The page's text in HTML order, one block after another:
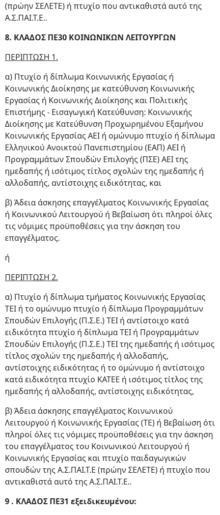
(πρώην ΣΕΛΕΤΕ) ή πτυχίο που αντικαθιστά αυτό της
Α.Σ.ΠΑΙ.Τ.Ε..
8. ΚΛΑΔΟΣ ΠΕ30 ΚΟΙΝΩΝΙΚΩΝ ΛΕΙΤΟΥΡΓΩΝ
ΠΕΡΙΠΤΩΣΗ 1.
α) Πτυχίο ή δίπλωμα Κοινωνικής Εργασίας ή
Κοινωνικής Διοίκησης με κατεύθυνση Κοινωνικής
Εργασίας ή Κοινωνικής Διοίκησης και Πολιτικής
Επιστήμης - Εισαγωγική Κατεύθυνση: Κοινωνικής
Διοίκησης με Κατεύθυνση Προχωρημένου Εξαμήνου
Κοινωνικής Εργασίας ΑΕΙ ή ομώνυμο πτυχίο ή δίπλωμα
Ελληνικού Ανοικτού Πανεπιστημίου (ΕΑΠ) ΑΕΙ ή
Προγραμμάτων Σπουδών Επιλογής (ΠΣΕ) ΑΕΙ της
ημεδαπής ή ισότιμος τίτλος σχολών της ημεδαπής ή
αλλοδαπής, αντίστοιχης ειδικότητας, και
β) Άδεια άσκησης επαγγέλματος Κοινωνικής Εργασίας
ή Κοινωνικού Λειτουργού ή Βεβαίωση ότι πληροί όλες
τις νόμιμες προϋποθέσεις για την άσκηση του
επαγγέλματος.
ή
ΠΕΡΙΠΤΩΣΗ 2.
α) Πτυχίο ή δίπλωμα τμήματος Κοινωνικής Εργασίας
ΤΕΙ ή το ομώνυμο πτυχίο ή δίπλωμα Προγραμμάτων
Σπουδών Επιλογής (Π.Σ.Ε.) ΤΕΙ ή αντίστοιχο κατά
ειδικότητα πτυχίο ή δίπλωμα ΤΕΙ ή Προγραμμάτων
Σπουδών Επιλογής (Π.Σ.Ε.) ΤΕΙ της ημεδαπής ή ισότιμος
τίτλος σχολών της ημεδαπής ή αλλοδαπής,
αντίστοιχης ειδικότητας ή το ομώνυμο ή αντίστοιχο
κατά ειδικότητα πτυχίο ΚΑΤΕΕ ή ισότιμος τίτλος της
ημεδαπής ή αλλοδαπής, αντίστοιχης ειδικότητας,
β) Άδεια άσκησης επαγγέλματος Κοινωνικού
Λειτουργού ή Κοινωνικής Εργασίας (ΤΕ) ή Βεβαίωση ότι
πληροί όλες τις νόμιμες προϋποθέσεις για την άσκηση
του επαγγέλματος του Κοινωνικού Λειτουργού ή
Κοινωνικής Εργασίας και πτυχίο παιδαγωγικών
σπουδών της Α.Σ.ΠΑΙ.Τ.Ε (πρώην ΣΕΛΕΤΕ) ή πτυχίο που
αντικαθιστά αυτό της Α.Σ.ΠΑΙ.Τ.Ε..
9 . ΚΛΑΔΟΣ ΠΕ31 εξειδικευμένου: